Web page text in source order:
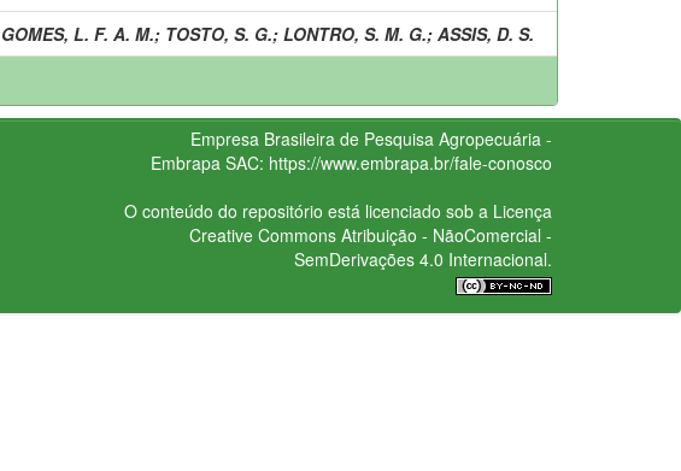
GOMES, L. F. A. M.; TOSTO, S. G.; LONTRO, S. M. G.; ASSIS, D. S.
Empresa Brasileira de Pesquisa Agropecuária -
Embrapa SAC: https://www.embrapa.br/fale-conosco
O conteúdo do repositório está licenciado sob a Licença
Creative CommonsAtribuição - NãoComercial -
SemDerivações 4.0 Internacional.